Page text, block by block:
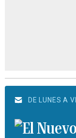
DE LUNES A